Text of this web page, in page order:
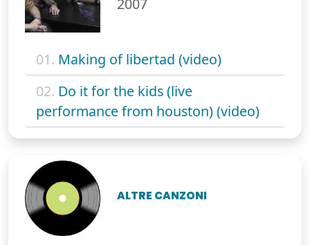
01. Making of libertad (video)
02. Do it for the kids (live
performance from houston) (video)
ALTRE CANZONI